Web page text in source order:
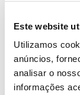
Este website
Utilizamos
anúncios,
analisar o
informações
Saber mais
13.07.2026